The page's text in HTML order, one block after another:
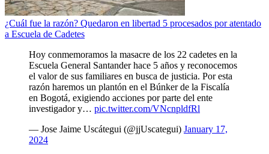
¿Cuál fue la razón? Quedaron en libertad 5 procesados por atentado
a Escuela de Cadetes
Hoy conmemoramos la masacre de los 22 cadetes en la
Escuela General Santander hace 5 años y reconocemos
el valor de sus familiares en busca de justicia. Por esta
razón haremos un plantón en el Búnker de la Fiscalía
en Bogotá, exigiendo acciones por parte del ente
investigador y… pic.twitter.com/VNcnpldfRl
— Jose Jaime Uscátegui (@jjUscategui) January 17,
2024